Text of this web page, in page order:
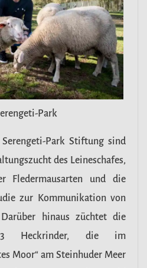
Park
Park Stiftung sind
des Leineschafes,
Fledermausarten und die
zur Kommunikation von
Darüber hinaus züchtet die
Heckrinder, die im
Moor“ am Steinhuder Meer